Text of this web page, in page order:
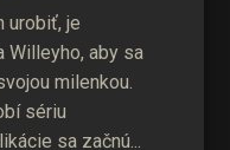
urobiť, je
Willeyho, aby sa
milenkou.
sériu
sa začnú...